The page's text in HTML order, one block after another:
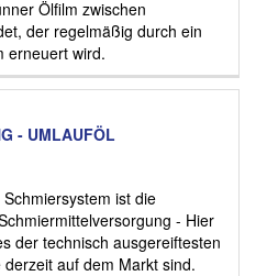
Ölfilm zwischen
der regelmäßig durch ein
erneuert wird.
- UMLAUFÖL
ist die
- Hier
der technisch ausgereiftesten
auf dem Markt sind.